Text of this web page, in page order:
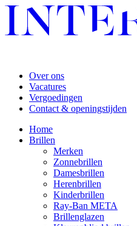
Over ons
Vacatures
Vergoedingen
Contact & openingstijden
Home
Brillen
Merken
Zonnebrillen
Damesbrillen
Herenbrillen
Kinderbrillen
Ray-Ban META
Brillenglazen